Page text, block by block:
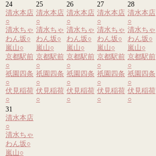
24
清水本店
○
清水ちゃ
わん坂○
嵐山○
京都駅前
○
祇園四条
○
伏見稲荷
○
25
清水本店
○
清水ちゃ
わん坂○
嵐山○
京都駅前
○
祇園四条
○
伏見稲荷
○
26
清水本店
○
清水ちゃ
わん坂○
嵐山○
京都駅前
○
祇園四条
○
伏見稲荷
○
27
清水本店
○
清水ちゃ
わん坂○
嵐山○
京都駅前
○
祇園四条
○
伏見稲荷
○
28
清水本店
○
清水ちゃ
わん坂○
嵐山○
京都駅前
○
祇園四条
○
伏見稲荷
○
31
清水本店
○
清水ちゃ
わん坂○
嵐山○